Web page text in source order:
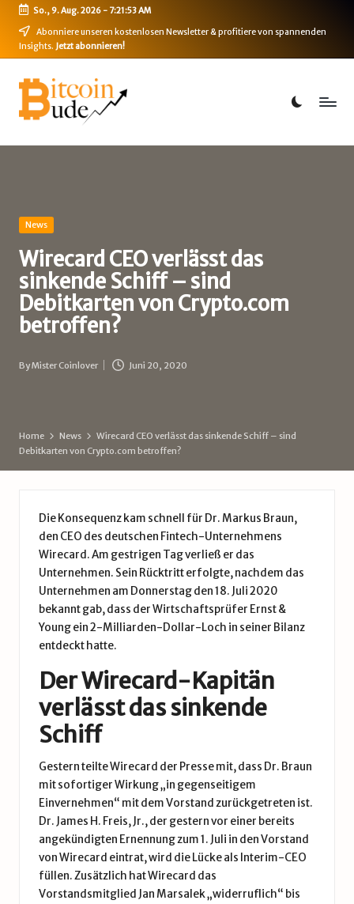
Skip
So., 9. Aug. 2026- 7:21:54 AM
Abonniere unseren kostenlosen Newsletter & profitiere von spannenden
Insights. Jetzt abonnieren!
B
i
t
i
n
-
B
u
d
Bitcoin,
Ethereum,
DeFi
Posted
News
Wirecard CEO verlässt das
sinkende Schiff – sind
Debitkarten von Crypto.com
betroffen?
Posted
ByMister Coinlover Juni 20, 2020
Home News
Wirecard CEO verlässt das sinkende Schiff – sind
Debitkarten von Crypto.com betroffen?
Die Konsequenz kam schnell für Dr. Markus Braun,
den CEO des deutschen Fintech-Unternehmens
Wirecard. Am gestrigen Tag verließ er das
Unternehmen. Sein Rücktritt erfolgte, nachdem das
Unternehmen am Donnerstag den 18. Juli 2020
bekannt gab, dass der Wirtschaftsprüfer Ernst &
Young ein 2-Milliarden-Dollar-Loch in seiner Bilanz
entdeckt hatte.
Der Wirecard-Kapitän
verlässt das sinkende
Schiff
Gestern teilte Wirecard der Presse mit, dass Dr. Braun
mit sofortiger Wirkung „in gegenseitigem
Einvernehmen“ mit dem Vorstand zurückgetreten ist.
Dr. James H. Freis, Jr., der gestern vor einer bereits
angekündigten Ernennung zum 1. Juli in den Vorstand
von Wirecard eintrat, wird die Lücke als Interim-CEO
füllen. Zusätzlich hat Wirecard das
Vorstandsmitglied Jan Marsalek „widerruflich“ bis